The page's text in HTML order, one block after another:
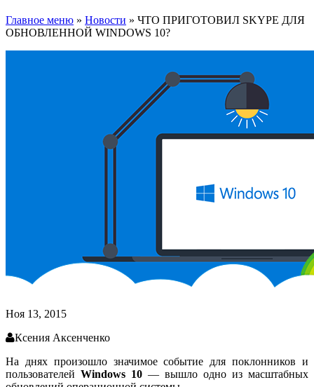
Главное меню » Новости » ЧТО ПРИГОТОВИЛ SKYPE ДЛЯ
ОБНОВЛЕННОЙ WINDOWS 10?
Ноя 13, 2015
Ксения Аксенченко
На днях произошло значимое событие для поклонников и
пользователей Windows 10 — вышло одно из масштабных